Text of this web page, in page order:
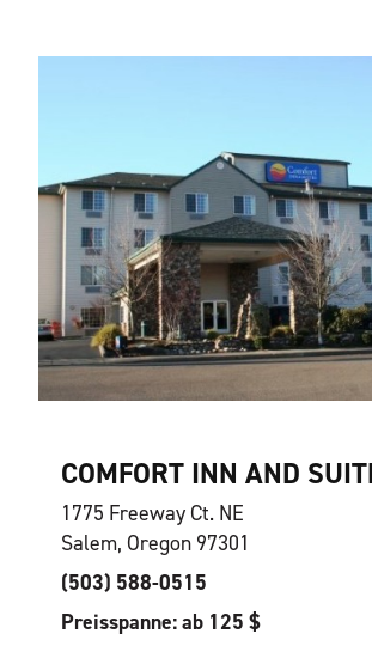
COMFORT INN AND
1775 Freeway Ct. NE
Salem, Oregon 97301
(503) 588-0515
Preisspanne: ab 125 $